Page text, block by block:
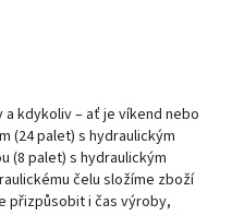
kdykoliv – ať je víkend nebo
(24 palet) s hydraulickým
(8 palet) s hydraulickým
čelu složíme zboží
přizpůsobit i čas výroby,